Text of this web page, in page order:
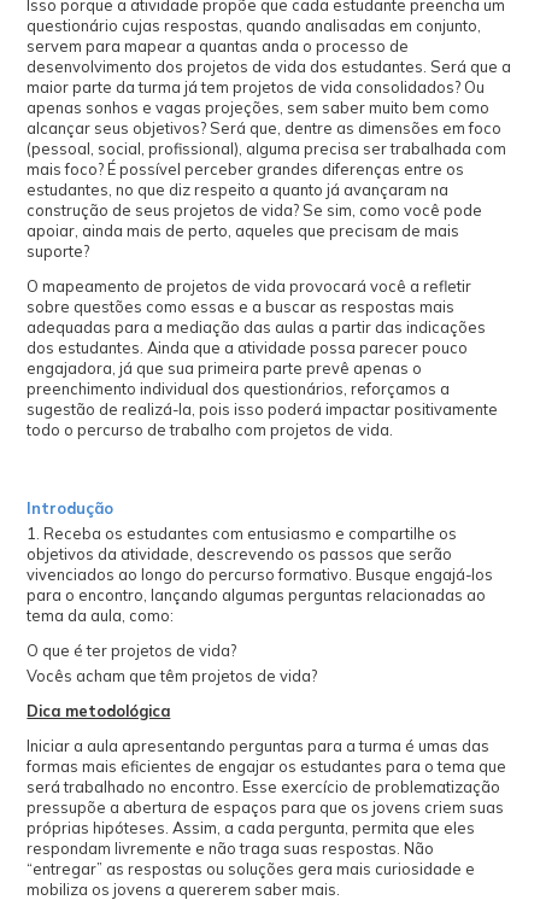
Isso porque a atividade propõe que cada estudante preencha um
questionário cujas respostas, quando analisadas em conjunto,
servem para mapear a quantas anda o processo de
desenvolvimento dos projetos de vida dos estudantes. Será que a
maior parte da turma já tem projetos de vida consolidados? Ou
apenas sonhos e vagas projeções, sem saber muito bem como
alcançar seus objetivos? Será que, dentre as dimensões em foco
(pessoal, social, profissional), alguma precisa ser trabalhada com
mais foco? É possível perceber grandes diferenças entre os
estudantes, no que diz respeito a quanto já avançaram na
construção de seus projetos de vida? Se sim, como você pode
apoiar, ainda mais de perto, aqueles que precisam de mais
suporte?
O mapeamento de projetos de vida provocará você a refletir
sobre questões como essas e a buscar as respostas mais
adequadas para a mediação das aulas a partir das indicações
dos estudantes. Ainda que a atividade possa parecer pouco
engajadora, já que sua primeira parte prevê apenas o
preenchimento individual dos questionários, reforçamos a
sugestão de realizá-la, pois isso poderá impactar positivamente
todo o percurso de trabalho com projetos de vida.
Introdução
1. Receba os estudantes com entusiasmo e compartilhe os
objetivos da atividade, descrevendo os passos que serão
vivenciados ao longo do percurso formativo. Busque engajá-los
para o encontro, lançando algumas perguntas relacionadas ao
tema da aula, como:
O que é ter projetos de vida?
Vocês acham que têm projetos de vida?
Dica metodológica
Iniciar a aula apresentando perguntas para a turma é umas das
formas mais eficientes de engajar os estudantes para o tema que
será trabalhado no encontro. Esse exercício de problematização
pressupõe a abertura de espaços para que os jovens criem suas
próprias hipóteses. Assim, a cada pergunta, permita que eles
respondam livremente e não traga suas respostas. Não
“entregar” as respostas ou soluções gera mais curiosidade e
mobiliza os jovens a quererem saber mais.